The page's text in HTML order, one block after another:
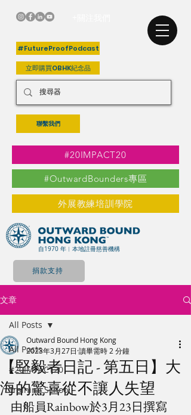
#FutureProofPodcast
立即購買OBHK紀念品
聯繫我們
#20IMPACT20
#OutwardBounders專區
外展教練培訓學院
自1970 年︳本地註冊慈善機構
捐款支持
文章
All Posts
#20IMPACT20
Training School
All Posts
【堅毅者日記 - 第五日】大
海的驚喜從不讓人失望
Outward Bound Hong Kong
2023年3月27日 讀畢需時 2 分鐘
由船員Rainbow於3月23日撰寫